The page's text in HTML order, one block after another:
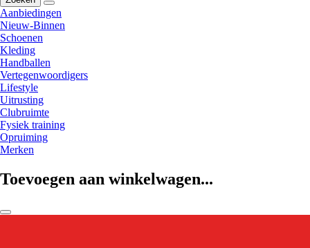
Aanbiedingen
Nieuw-Binnen
Schoenen
Kleding
Handballen
Vertegenwoordigers
Lifestyle
Uitrusting
Clubruimte
Fysiek training
Opruiming
Merken
Toevoegen aan winkelwagen...